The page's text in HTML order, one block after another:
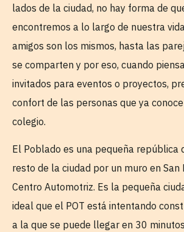
lados de la ciudad, no hay forma de
encontremos a lo largo de nuestra
amigos son los mismos, hasta las
se comparten y por eso, cuando
invitados para eventos o proyectos,
confort de las personas que ya
colegio.
El Poblado es una pequeña república
resto de la ciudad por un muro en San
Centro Automotriz. Es la pequeña
ideal que el POT está intentando
a la que se puede llegar en 30